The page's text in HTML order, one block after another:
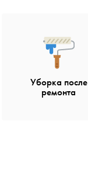
Уборка после
ремонта